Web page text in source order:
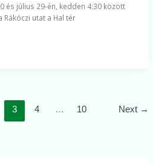
és július 29-én, kedden 4:30 között
utat a Hal tér
3 4 … 10 Next →